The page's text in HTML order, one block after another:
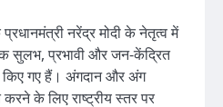
नरेंद्र मोदी के नेतृत्व में
सुलभ, प्रभावी और जन-केंद्रित
किए गए हैं। अंगदान और अंग
के लिए राष्ट्रीय स्तर पर